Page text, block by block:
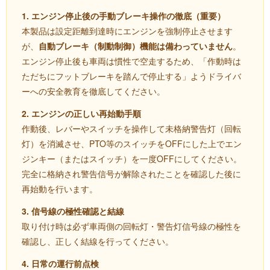
1. エンジン停止後の手動ブレーキ操作の徹底（重要）
本製品は設定距離到達時にエンジンを強制停止させます
が、 自動ブレーキ（制動制御）機能は備わっていません。
エンジン停止後も車両は慣性で空走するため、「作動時は
ただちにフットブレーキを踏んで停止する」ようドライバ
ーへの安全教育を徹底してください。
2. エンジンの正しい再始動手順
作動後、レバーやスイッチを操作して未格納警告灯（回転
灯）を消滅させ、PTO等のスイッチをOFFにした上でエン
ジンキー（またはスイッチ）を一度OFFにしてください。
完全に格納され警告信号が解除されたことを確認した後に
再始動を行います。
3. 信号線の極性確認と結線
取り付け時は必ず車両側の回転灯・警告灯信号線の極性を
確認し、正しく結線を行ってください。
4. 日常の運行前点検